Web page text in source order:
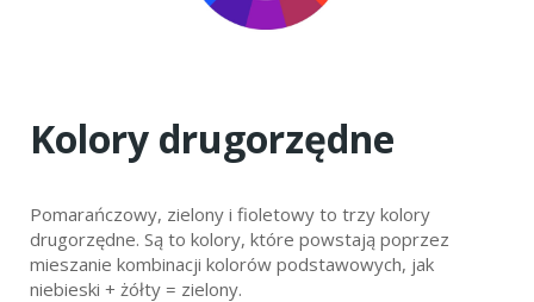
Kolory drugorzędne
Pomarańczowy, zielony i fioletowy to trzy kolory
drugorzędne. Są to kolory, które powstają poprzez
mieszanie kombinacji kolorów podstawowych, jak
niebieski + żółty = zielony.